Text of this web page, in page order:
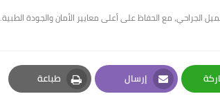
مع الحفاظ على أعلى معايير الأمان والجودة الطبية.
إرسال
Email
طباعة
Print